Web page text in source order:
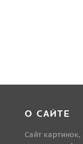
О САЙТЕ
Сайт